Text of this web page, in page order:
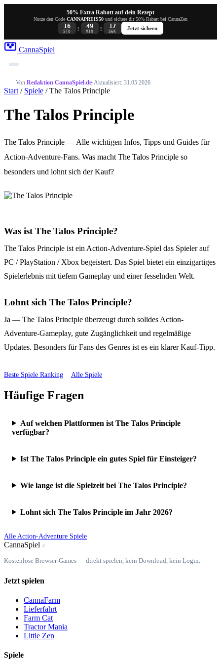
50% Extra Rabatt auf dein Rezept
Nutze den Code CANNAPREIS50 und sichere dir 50% Rabatt bei CannaZen
16
STD : 49
MIN : 17
SEK
Jetzt sichern
CannaSpiel
Von Redaktion CannaSpiel.de·Aktualisiert: 31.05.2026
Start / Spiele / The Talos Principle
The Talos Principle
The Talos Principle — Alle wichtigen Infos, Tipps und Guides für
Action-Adventure-Fans. Was macht The Talos Principle so
besonders und lohnt sich der Kauf?
Was ist The Talos Principle?
The Talos Principle ist ein Action-Adventure-Spiel das Spieler auf
PC / PlayStation / Xbox begeistert. Das Spiel bietet ein einzigartiges
Spielerlebnis mit tiefem Gameplay und einer fesselnden Welt.
Lohnt sich The Talos Principle?
Ja — The Talos Principle überzeugt durch solides Action-
Adventure-Gameplay, gute Zugänglichkeit und regelmäßige
Updates. Besonders für Fans des Genres ist es ein klarer Kauf-Tipp.
Beste Spiele Ranking Alle Spiele
Häufige Fragen
Auf welchen Plattformen ist The Talos Principle
verfügbar?
Ist The Talos Principle ein gutes Spiel für Einsteiger?
Wie lange ist die Spielzeit bei The Talos Principle?
Lohnt sich The Talos Principle im Jahr 2026?
Alle Action-Adventure Spiele
CannaSpiel ℒ
Kostenlose Browser-Games — direkt spielen, kein Download, kein Login.
Jetzt spielen
CannaFarm
Lieferfahrt
Farm Cat
Tractor Mania
Little Zen
Spiele